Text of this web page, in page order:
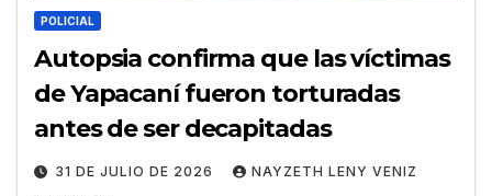
POLICIAL
Autopsia confirma que las víctimas
de Yapacaní fueron torturadas
antes de ser decapitadas
31 DE JULIO DE 2026 NAYZETH LENY VENIZ